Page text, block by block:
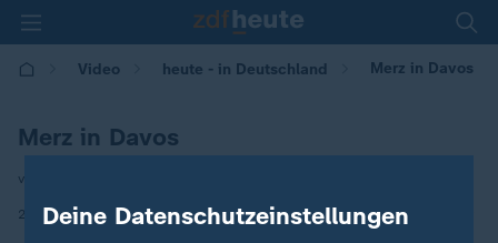
Video heute - in Deutschland Merz in Davos
Merz in Davos
von Florian Neuhann
22.01.2026 | 14:00
Deine Datenschutzeinstellungen